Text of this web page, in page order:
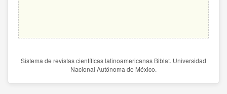
Sistema de revistas científicas latinoamericanas Biblat. Universidad
Nacional Autónoma de México.